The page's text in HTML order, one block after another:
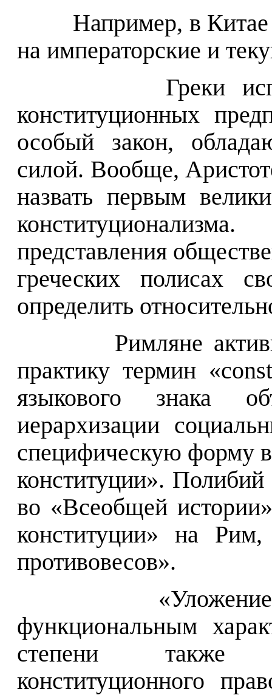
Например, в Китае
на императорские и
Греки
конституционных
особый закон,
силой. Вообще,
назвать первым
представления
греческих полисах
определить
Римляне
практику термин
языкового знака
иерархизации
специфическую форму
конституции».
во «Всеобщей
конституции» на
противовесов».
функциональным
степени также
конституционного